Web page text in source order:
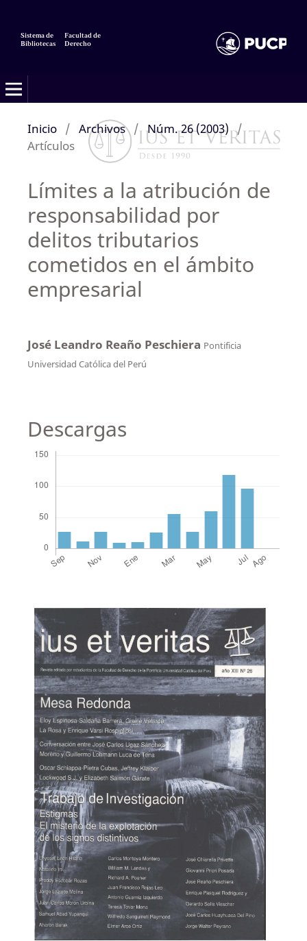
Sistema de
Bibliotecas
Facultad de
Derecho
Inicio / Archivos / Núm. 26 (2003) /
Artículos
Límites a la atribución de
responsabilidad por
delitos tributarios
cometidos en el ámbito
empresarial
José Leandro Reaño Peschiera Pontificia
Universidad Católica del Perú
Descargas